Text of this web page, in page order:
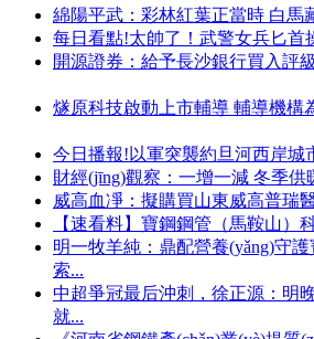
綿陽平武：彩林紅葉正當時 白馬
每日看點!太帥了！武警女兵匕
開源證券：給予長沙銀行買入評級
燧原科技啟動上市輔導 輔導機構
今日播報!以軍突襲約旦河西岸城
財經(jīng)觀察：一增一減 冬季供
威高血凈：擬購買山東威高普瑞
【速看料】寶鋼鋼管（馬鞍山）
明一牧羊純：鼎配營養(yǎng)守
索...
中超爭冠最后沖刺，徐正源：明
就...